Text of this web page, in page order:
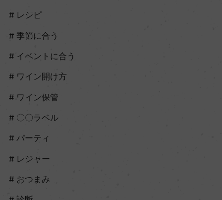
レシピ
季節に合う
イベントに合う
ワイン開け方
ワイン保管
〇〇ラベル
パーティ
レジャー
おつまみ